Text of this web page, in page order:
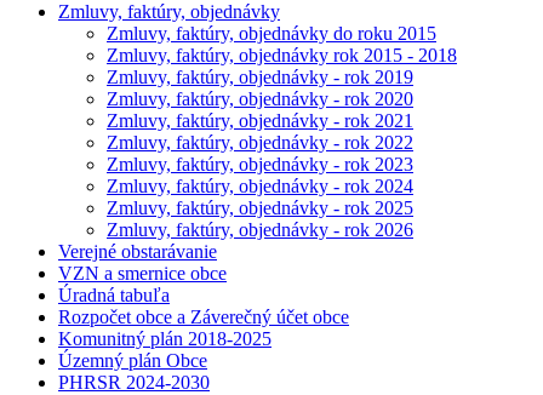
Zmluvy, faktúry, objednávky
Zmluvy, faktúry, objednávky do roku 2015
Zmluvy, faktúry, objednávky rok 2015 - 2018
Zmluvy, faktúry, objednávky - rok 2019
Zmluvy, faktúry, objednávky - rok 2020
Zmluvy, faktúry, objednávky - rok 2021
Zmluvy, faktúry, objednávky - rok 2022
Zmluvy, faktúry, objednávky - rok 2023
Zmluvy, faktúry, objednávky - rok 2024
Zmluvy, faktúry, objednávky - rok 2025
Zmluvy, faktúry, objednávky - rok 2026
Verejné obstarávanie
VZN a smernice obce
Úradná tabuľa
Rozpočet obce a Záverečný účet obce
Komunitný plán 2018-2025
Územný plán Obce
PHRSR 2024-2030